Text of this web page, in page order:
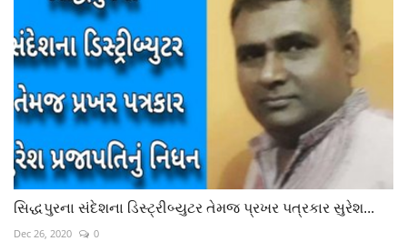
સિદ્ધપુરના સંદેશના ડિસ્ટ્રીબ્યુટર તેમજ પ્રખર પત્રકાર સુરેશ...
Dec 26, 2020 0